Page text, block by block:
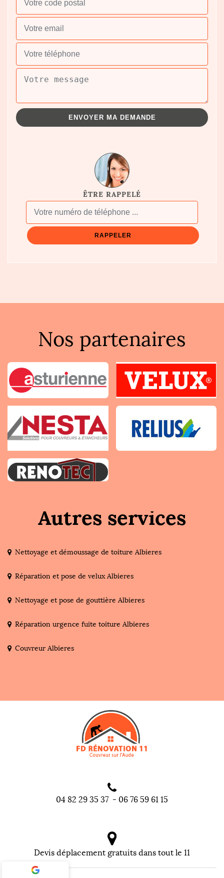
ÊTRE RAPPELÉ
Nos partenaires
Autres services
Nettoyage et démoussage de toiture Albieres
Réparation et pose de velux Albieres
Nettoyage et pose de gouttière Albieres
Réparation urgence fuite toiture Albieres
Couvreur Albieres
04 82 29 35 37 - 06 76 59 61 15
Devis déplacement gratuits dans tout le 11